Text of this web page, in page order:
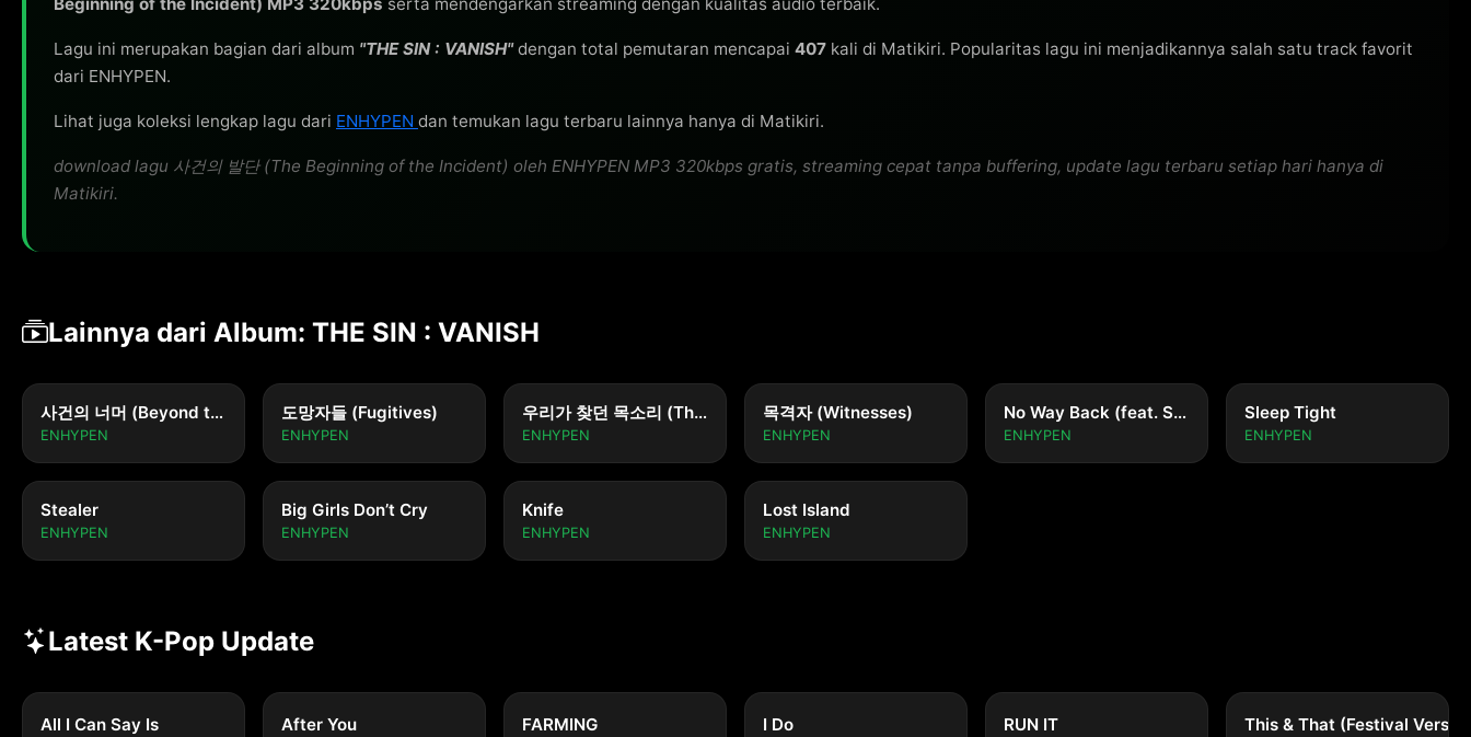
Beginning of the Incident) MP3 320kbps serta mendengarkan streaming dengan kualitas audio terbaik.
Lagu ini merupakan bagian dari album "THE SIN : VANISH"dengan total pemutaran mencapai 407 kali di Matikiri. Popularitas lagu ini menjadikannya salah satu track favorit
dari ENHYPEN.
Lihat juga koleksi lengkap lagu dari ENHYPEN dan temukan lagu terbaru lainnya hanya di Matikiri.
download lagu 사건의 발단 (The Beginning of the Incident) oleh ENHYPEN MP3 320kbps gratis, streaming cepat tanpa buffering, update lagu terbaru setiap hari hanya di
Matikiri.
Lainnya dari Album: THE SIN : VANISH
사건의 너머 (Beyond the Incident)
ENHYPEN
도망자들 (Fugitives)
ENHYPEN
우리가 찾던 목소리 (The Voice We Were Looking For)
ENHYPEN
목격자 (Witnesses)
ENHYPEN
No Way Back (feat. So!YoON!)
ENHYPEN
Sleep Tight
ENHYPEN
Stealer
ENHYPEN
Big Girls Don’t Cry
ENHYPEN
Knife
ENHYPEN
Lost Island
ENHYPEN
Latest K-Pop Update
All I Can Say Is After You FARMING I Do RUN IT This & That (Festival